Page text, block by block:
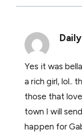
Yes it was
a rich girl, lol..
those that
town I will
happen for